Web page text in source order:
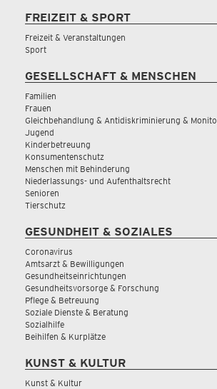
FREIZEIT & SPORT
Freizeit & Veranstaltungen
Sport
GESELLSCHAFT & MENSCHEN
Familien
Frauen
Gleichbehandlung & Antidiskriminierung &
Jugend
Kinderbetreuung
Konsumentenschutz
Menschen mit Behinderung
Niederlassungs- und Aufenthaltsrecht
Senioren
Tierschutz
GESUNDHEIT & SOZIALES
Coronavirus
Amtsarzt & Bewilligungen
Gesundheitseinrichtungen
Gesundheitsvorsorge & Forschung
Pflege & Betreuung
Soziale Dienste & Beratung
Sozialhilfe
Beihilfen & Kurplätze
KUNST & KULTUR
Kunst & Kultur